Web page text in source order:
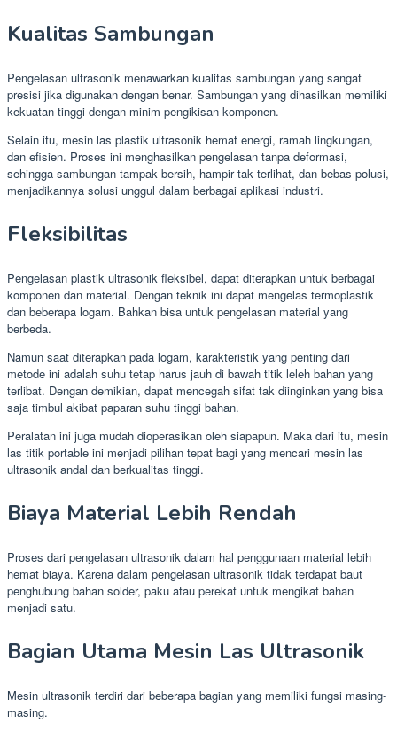
Kualitas Sambungan
Pengelasan ultrasonik menawarkan kualitas sambungan yang sangat
presisi jika digunakan dengan benar. Sambungan yang dihasilkan memiliki
kekuatan tinggi dengan minim pengikisan komponen.
Selain itu, mesin las plastik ultrasonik hemat energi, ramah lingkungan,
dan efisien. Proses ini menghasilkan pengelasan tanpa deformasi,
sehingga sambungan tampak bersih, hampir tak terlihat, dan bebas polusi,
menjadikannya solusi unggul dalam berbagai aplikasi industri.
Fleksibilitas
Pengelasan plastik ultrasonik fleksibel, dapat diterapkan untuk berbagai
komponen dan material. Dengan teknik ini dapat mengelas termoplastik
dan beberapa logam. Bahkan bisa untuk pengelasan material yang
berbeda.
Namun saat diterapkan pada logam, karakteristik yang penting dari
metode ini adalah suhu tetap harus jauh di bawah titik leleh bahan yang
terlibat. Dengan demikian, dapat mencegah sifat tak diinginkan yang bisa
saja timbul akibat paparan suhu tinggi bahan.
Peralatan ini juga mudah dioperasikan oleh siapapun. Maka dari itu, mesin
las titik portable ini menjadi pilihan tepat bagi yang mencari mesin las
ultrasonik andal dan berkualitas tinggi.
Biaya Material Lebih Rendah
Proses dari pengelasan ultrasonik dalam hal penggunaan material lebih
hemat biaya. Karena dalam pengelasan ultrasonik tidak terdapat baut
penghubung bahan solder, paku atau perekat untuk mengikat bahan
menjadi satu.
Bagian Utama Mesin Las Ultrasonik
Mesin ultrasonik terdiri dari beberapa bagian yang memiliki fungsi masing-
masing.